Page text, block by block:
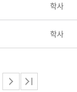
학사
학사